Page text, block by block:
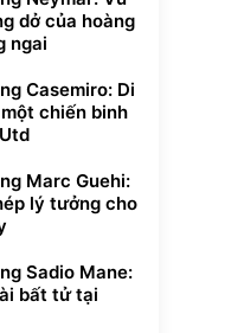
ôtô, nâng
mái
chuyển
đ
dở của hoàng
ngai
Casemiro: Di
chiến binh
Marc Guehi:
lý tưởng cho
Sadio Mane:
bất tử tại